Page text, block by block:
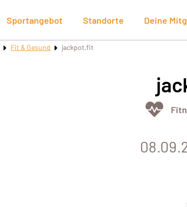
Sportangebot Standorte Deine
Fit & Gesund jackpot.fit